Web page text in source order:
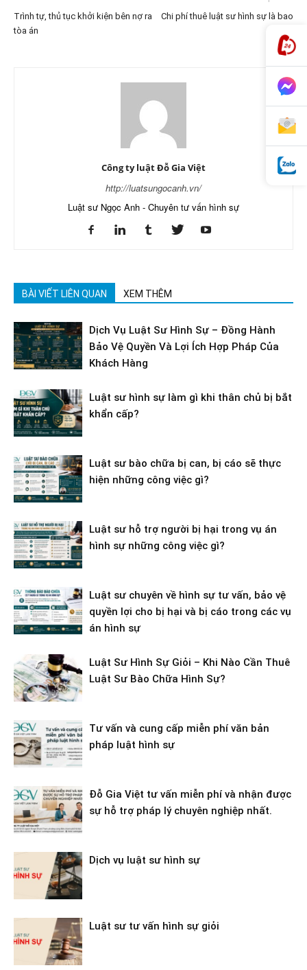
Trình tự, thủ tục khởi kiện bên nợ ra
tòa án
Chi phí thuê luật sư hình sự là bao
Công ty luật Đỗ Gia Việt
http://luatsungocanh.vn/
Luật sư Ngọc Anh - Chuyên tư vấn hình sự
BÀI VIẾT LIÊN QUAN XEM THÊM
Dịch Vụ Luật Sư Hình Sự – Đồng Hành
Bảo Vệ Quyền Và Lợi Ích Hợp Pháp Của
Khách Hàng
Luật sư hình sự làm gì khi thân chủ bị bắt
khẩn cấp?
Luật sư bào chữa bị can, bị cáo sẽ thực
hiện những công việc gì?
Luật sư hỗ trợ người bị hại trong vụ án
hình sự những công việc gì?
Luật sư chuyên về hình sự tư vấn, bảo vệ
quyền lợi cho bị hại và bị cáo trong các vụ
án hình sự
Luật Sư Hình Sự Giỏi – Khi Nào Cần Thuê
Luật Sư Bào Chữa Hình Sự?
Tư vấn và cung cấp miễn phí văn bản
pháp luật hình sự
Đỗ Gia Việt tư vấn miễn phí và nhận được
sự hỗ trợ pháp lý chuyên nghiệp nhất.
Dịch vụ luật sư hình sự
Luật sư tư vấn hình sự giỏi